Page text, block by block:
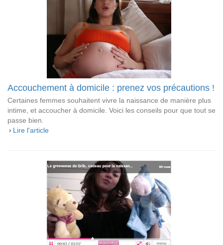
Accouchement à domicile : prenez vos précautions !
Certaines femmes souhaitent vivre la naissance de manière plus
intime, et accoucher à domicile. Voici les conseils pour que tout se
passe bien.
Lire l'article